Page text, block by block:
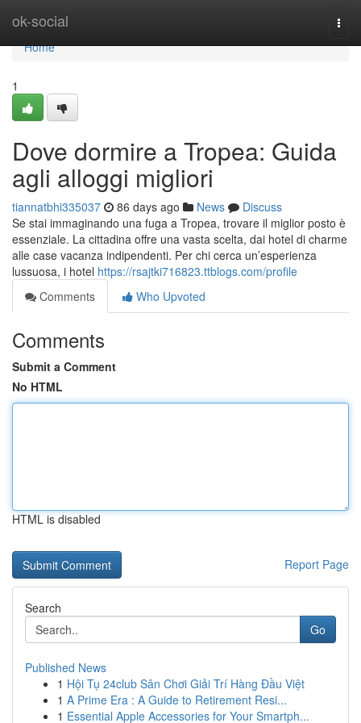
ok-social
Home
Home
1
Dove dormire a Tropea: Guida
agli alloggi migliori
tiannatbhi335037 86 days ago News
Discuss
Se stai immaginando una fuga a Tropea, trovare il miglior posto è
essenziale. La cittadina offre una vasta scelta, dai hotel di charme
alle case vacanza indipendenti. Per chi cerca un’esperienza
lussuosa, i hotel https://rsajtki716823.ttblogs.com/profile
Comments
Who Upvoted
Comments
Submit a Comment
No HTML
HTML is disabled
Report Page
Search
Go
Published News
1 Hội Tụ 24club Sân Chơi Giải Trí Hàng Đầu Việt
1 A Prime Era : A Guide to Retirement Resi...
1 Essential Apple Accessories for Your Smartph...